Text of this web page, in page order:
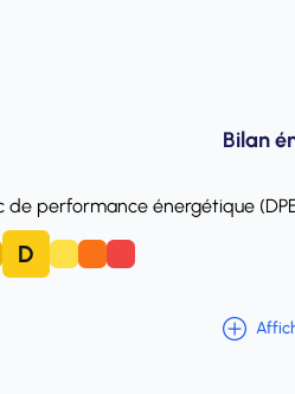
Bilan
de performance énergétique
D